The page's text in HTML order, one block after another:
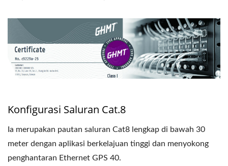
Konfigurasi Saluran Cat.8
Ia merupakan pautan saluran Cat8 lengkap di bawah 30
meter dengan aplikasi berkelajuan tinggi dan menyokong
penghantaran Ethernet GPS 40.